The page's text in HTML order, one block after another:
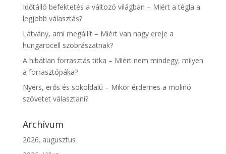
Időtálló befektetés a változó világban – Miért a tégla a
legjobb választás?
Látvány, ami megállít – Miért van nagy ereje a
hungarocell szobrászatnak?
A hibátlan forrasztás titka – Miért nem mindegy, milyen
a forrasztópáka?
Nyers, erős és sokoldalú – Mikor érdemes a molinó
szövetet választani?
Archívum
2026. augusztus